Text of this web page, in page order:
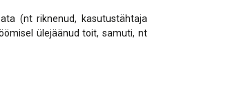
Uuring "Toitlustuse
korraldus ja kohalik
(nt riknenud, kasutustähtaja
ülejäänud toit, samuti, nt